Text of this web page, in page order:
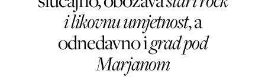
i likovnu umjetnost, a
odnedavno igrad pod
Marjanom